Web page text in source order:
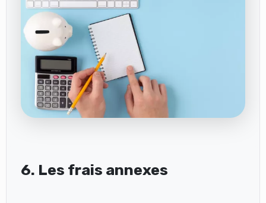
6. Les frais annexes